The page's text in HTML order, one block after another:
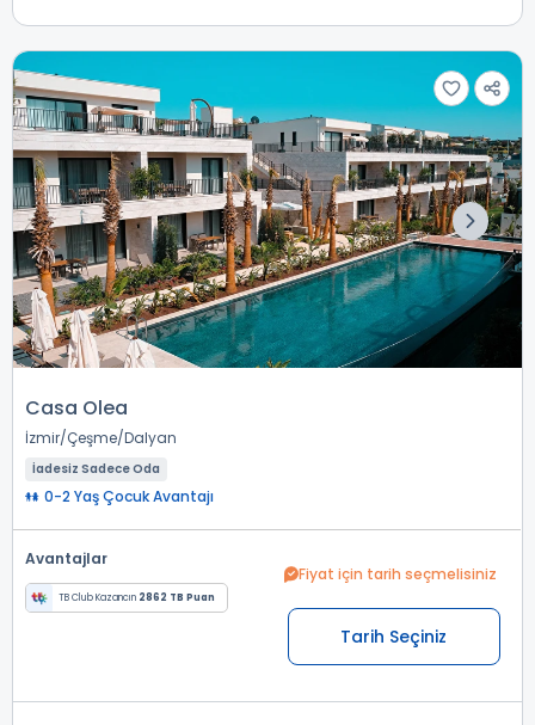
Casa Olea
İzmir Çeşme Dalyan
İadesiz Sadece Oda
0-2 Yaş Çocuk Avantajı
Avantajlar
TB Club Kazancın 2862 TB Puan
Fiyat için tarih seçmelisiniz
Tarih Seçiniz